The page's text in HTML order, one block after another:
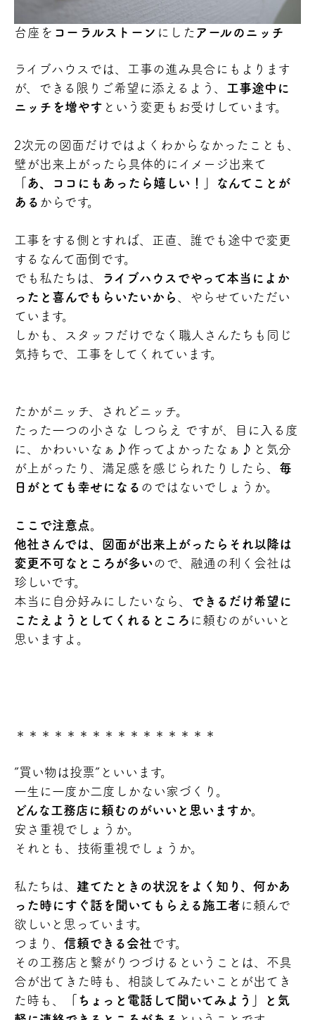
台座を コーラルストーン にした アールのニッチ
ライブハウスでは、工事の進み具合にもよります
が、できる限りご希望に添えるよう、
工事途中に
ニッチを増やす という変更もお受けしています。
2次元の図面だけではよくわからなかったことも、
壁が出来上がったら具体的にイメージ出来て
「あ、ココにもあったら嬉しい！」なんてことが
ある からです。
工事をする側とすれば、正直、誰でも途中で変更
するなんて面倒です。
でも私たちは、
ライブハウスでやって本当によか
ったと喜んでもらいたいから
、やらせていただい
ています。
しかも、スタッフだけでなく職人さんたちも同じ
気持ちで、工事をしてくれています。
たかがニッチ、されどニッチ。
たった一つの小さな しつらえ ですが、目に入る度
に、かわいいなぁ♪作ってよかったなぁ♪と気分
が上がったり、満足感を感じられたりしたら、 毎
日がとても幸せになる のではないでしょうか。
ここで注意点。
他社さんでは、図面が出来上がったらそれ以降は
変更不可なところが多いので、融通の利く会社は
珍しいです。
本当に自分好みにしたいなら、
できるだけ希望に
こたえようとしてくれるところ に頼むのがいいと
思いますよ。
＊＊＊＊＊＊＊＊＊＊＊＊＊＊＊＊
”買い物は投票”といいます。
一生に一度か二度しかない家づくり。
どんな工務店に頼むのがいいと思いますか。
安さ重視でしょうか。
それとも、技術重視でしょうか。
私たちは、 建てたときの状況をよく知り、何かあ
った時にすぐ話を聞いてもらえる施工者 に頼んで
欲しいと思っています。
つまり、 信頼できる会社です。
その工務店と繋がりつづけるということは、不具
合が出てきた時も、相談してみたいことが出てき
た時も、
「ちょっと電話して聞いてみよう」と気